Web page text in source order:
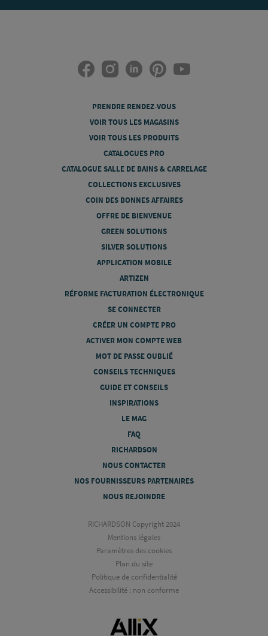
PRENDRE RENDEZ-VOUS
VOIR TOUS LES MAGASINS
VOIR TOUS LES PRODUITS
CATALOGUES PRO
CATALOGUE SALLE DE BAINS & CARRELAGE
COLLECTIONS EXCLUSIVES
COIN DES BONNES AFFAIRES
OFFRE DE BIENVENUE
GREEN SOLUTIONS
SILVER SOLUTIONS
APPLICATION MOBILE
ARTIZEN
RÉFORME FACTURATION ÉLECTRONIQUE
SE CONNECTER
CRÉER UN COMPTE PRO
ACTIVER MON COMPTE WEB
MOT DE PASSE OUBLIÉ
CONSEILS TECHNIQUES
GUIDE ET CONSEILS
INSPIRATIONS
LE MAG
FAQ
RICHARDSON
NOUS CONTACTER
NOS FOURNISSEURS PARTENAIRES
NOUS REJOINDRE
RICHARDSON Copyright 2024
Mentions légales
Paramètres des cookies
Plan du site
Politique de confidentialité
Accessibilité : non conforme